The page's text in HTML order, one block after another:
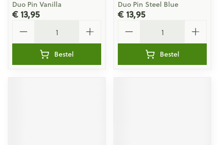
Duo Pin Vanilla
€ 13,95
Bestel
Duo Pin Steel Blue
€ 13,95
Bestel